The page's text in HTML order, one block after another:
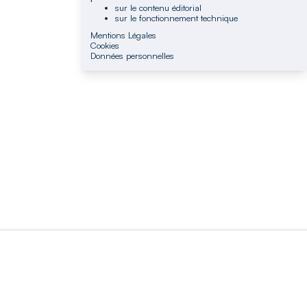
sur le contenu éditorial
sur le fonctionnement technique
Mentions Légales
Cookies
Données personnelles